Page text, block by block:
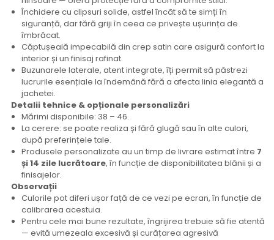
Închidere cu clipsuri solide, astfel încât să te simți în
siguranță, dar fără griji în ceea ce privește ușurința de
îmbrăcat.
Căptușeală impecabilă din crep satin care asigură confort la
interior și un finisaj rafinat.
Buzunarele laterale, atent integrate, îți permit să păstrezi
lucrurile esențiale la îndemână fără a afecta linia elegantă a
jachetei.
Detalii tehnice & opționale personalizări
Mărimi disponibile: 38 – 46.
La cerere: se poate realiza și fără glugă sau în alte culori,
după preferințele tale.
Produsele personalizate au un timp de livrare estimat între 7
și 14 zile lucrătoare, în funcție de disponibilitatea blănii și a
finisajelor.
Observații
Culorile pot diferi ușor față de ce vezi pe ecran, în funcție de
calibrarea acestuia.
Pentru cele mai bune rezultate, îngrijirea trebuie să fie atentă
— evită umezeala excesivă și curățarea agresivă